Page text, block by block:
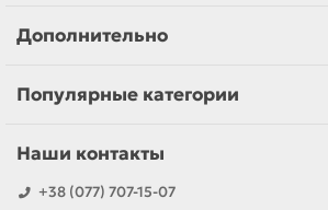
Дополнительно
Популярные категории
Наши контакты
+38 (077) 707-15-07